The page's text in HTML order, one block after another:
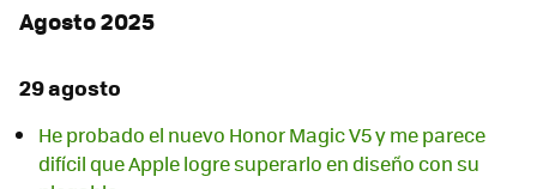
Agosto 2025
29 agosto
He probado el nuevo Honor Magic V5 y me parece
difícil que Apple logre superarlo en diseño con su